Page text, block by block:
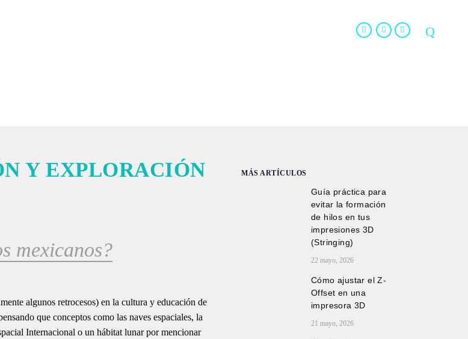
Y EXPLORACIÓN
mexicanos?
algunos retrocesos) en la cultura y educación de
que conceptos como las naves espaciales, la
Internacional o un hábitat lunar por mencionar
MÁS ARTÍCULOS
Guía práctica para
evitar la formación
de hilos en tus
impresiones 3D
(Stringing)
22 mayo, 2026
Cómo ajustar el Z-
Offset en una
impresora 3D
21 mayo, 2026